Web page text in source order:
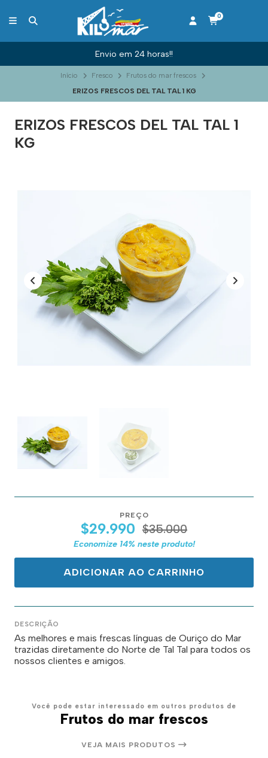
0
Envio em 24 horas!!
Início Fresco
Frutos do mar frescos
ERIZOS FRESCOS DEL TAL TAL 1 KG
ERIZOS FRESCOS DEL TAL TAL 1
KG
PREÇO
$29.990 $35.000
Economize 14% neste produto!
ADICIONAR AO CARRINHO
DESCRIÇÃO
As melhores e mais frescas línguas de Ouriço do Mar
trazidas diretamente do Norte de Tal Tal para todos os
nossos clientes e amigos.
Você pode estar interessado em outros produtos de
Frutos do mar frescos
VEJA MAIS PRODUTOS